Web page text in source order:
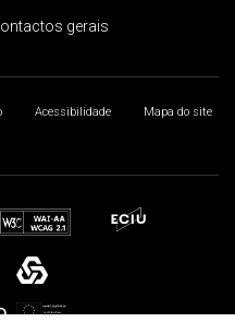
gerais
Acessibilidade
Mapa do site